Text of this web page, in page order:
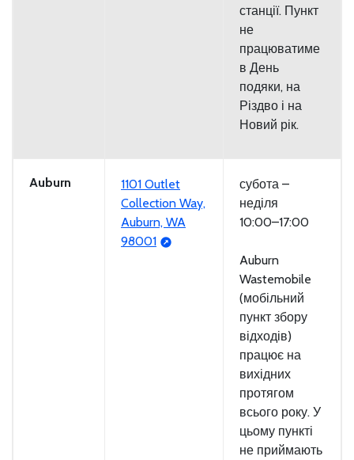
станції. Пункт
не
працюватиме
в День
подяки, на
Різдво і на
Новий рік.
Auburn
1101 Outlet
Collection Way,
Auburn, WA
98001
субота –
неділя
10:00–17:00
Auburn
Wastemobile
(мобільний
пункт збору
відходів)
працює на
вихідних
протягом
всього року. У
цьому пункті
не приймають